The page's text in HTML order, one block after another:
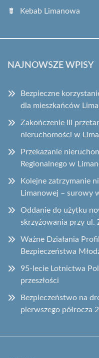
Kebab Limanowa
NAJNOWSZE WPISY
Bezpieczne
dla mieszkańców
Zakończenie III
nieruchomości w
Przekazanie
Regionalnego w
Kolejne zatrzymanie
Limanowej – surowy
Oddanie do użytku
skrzyżowania przy ul.
Ważne Działania
Bezpieczeństwa
95-lecie Lotnictwa
przeszłości
Bezpieczeństwo na
pierwszego półrocza